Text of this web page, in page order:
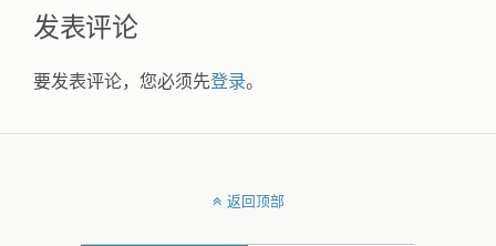
发表评论
要发表评论，您必须先登录。
返回顶部